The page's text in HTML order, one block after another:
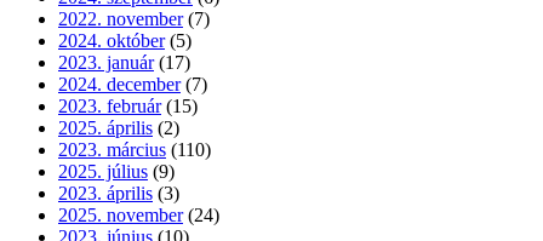
2022. november (7)
2024. október (5)
2023. január (17)
2024. december (7)
2023. február (15)
2025. április (2)
2023. március (110)
2025. július (9)
2023. április (3)
2025. november (24)